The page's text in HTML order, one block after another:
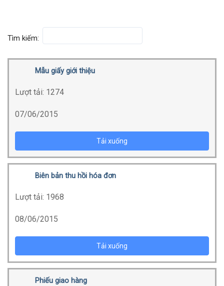
Tìm kiếm:
Mẫu giấy giới thiệu
Lượt tải: 1274
07/06/2015
Tải xuống
Biên bản thu hồi hóa đơn
Lượt tải: 1968
08/06/2015
Tải xuống
Phiếu giao hàng